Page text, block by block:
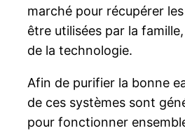
marché pour récupérer
être utilisées par la
de la technologie.
Afin de purifier la bonne
de ces systèmes sont
pour fonctionner